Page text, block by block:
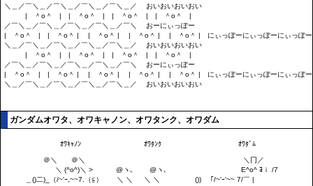
ガンダムオワタ、オワキャノン、オワタンク、オワダム